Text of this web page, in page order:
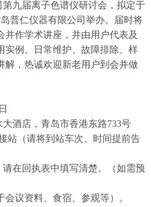
九届离子色谱仪研讨会，拟定于
普仁仪器有限公司举办。届时将
并作学术讲座，并由用户代表及
实例、日常维护、故障排除、样
解，热诚欢迎新老用户到会并做
酒店，青岛市香港东路733号
站（请将到站车次、时间提前告
在回执表中填写清楚。（如需预
会议资料、食宿、参观等）。